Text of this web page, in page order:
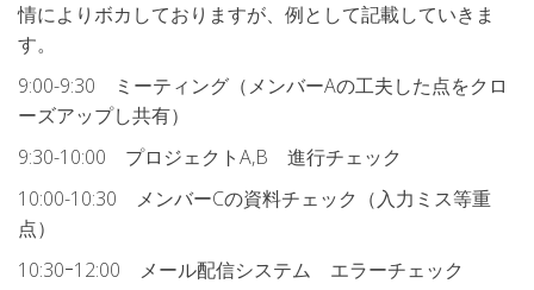
情によりボカしておりますが、例として記載していきま
す。
9:00-9:30 ミーティング（メンバーAの工夫した点をクロ
ーズアップし共有）
9:30-10:00 プロジェクトA,B 進行チェック
10:00-10:30 メンバーCの資料チェック（入力ミス等重
点）
10:30ｰ12:00 メール配信システム エラーチェック